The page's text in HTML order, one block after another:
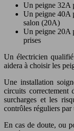
Un peigne 32A
Un peigne 40A
salon (20A)
Un peigne 20A
prises
Un électricien
aidera à choisir les
Une installation
circuits correctement
surcharges et les
contrôles réguliers par
En cas de doute, ou